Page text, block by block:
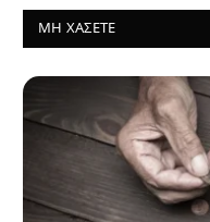
ΜΗ ΧΆΣΕΤΕ